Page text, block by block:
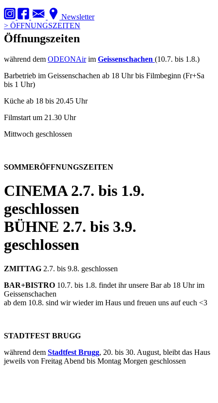
Newsletter
> ÖFFNUNGSZEITEN
Öffnungszeiten
während dem ODEONAirim Geissenschachen (10.7. bis 1.8.)
Barbetrieb im Geissenschachen ab 18 Uhr bis Filmbeginn (Fr+Sa
bis 1 Uhr)
Küche ab 18 bis 20.45 Uhr
Filmstart um 21.30 Uhr
Mittwoch geschlossen
SOMMERÖFFNUNGSZEITEN
CINEMA2.7. bis 1.9.
geschlossen
BÜHNE 2.7. bis 3.9.
geschlossen
ZMITTAG 2.7. bis 9.8. geschlossen
BAR+BISTRO 10.7. bis 1.8. findet ihr unsere Bar ab 18 Uhr im
Geissenschachen
ab dem 10.8. sind wir wieder im Haus und freuen uns auf euch <3
STADTFEST BRUGG
während dem Stadtfest Brugg, 20. bis 30. August, bleibt das Haus
jeweils von Freitag Abend bis Montag Morgen geschlossen